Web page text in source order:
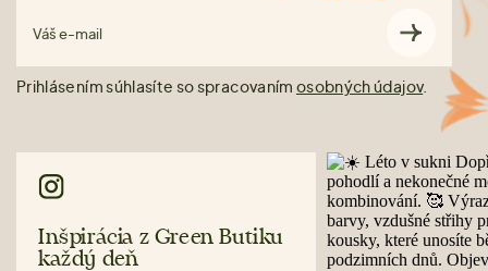
Váš e-mail
Prihlásením súhlasíte so spracovaním osobných údajov.
Inšpirácia z Green Butiku
každý deň